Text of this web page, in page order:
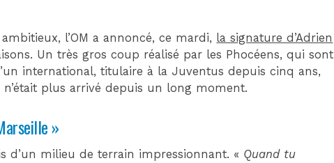
l’OM a annoncé, ce mardi, la signature d’Adrien
Un très gros coup réalisé par les Phocéens, qui sont
international, titulaire à la Juventus depuis cinq ans,
plus arrivé depuis un long moment.
»
d’un milieu de terrain impressionnant. « Quand tu